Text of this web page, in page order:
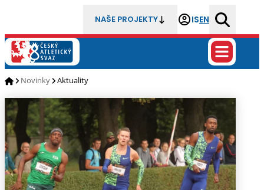
NAŠE PROJEKTY ISEN
Novinky Aktuality